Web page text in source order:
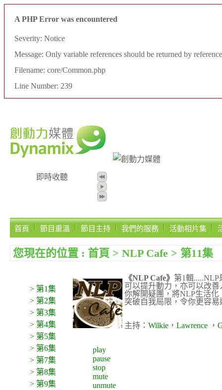
A PHP Error was encountered
Severity: Notice
Message: Only variable references should be returned by reference
Filename: core/Common.php
Line Number: 239
即時收聽
首頁 節目重溫 節目主持 我們的服務 活動相片集
您現在的位置 : 首頁 > NLP Cafe > 第11集
> 第1集
> 第2集
> 第3集
> 第4集
> 第5集
> 第6集
> 第7集
> 第8集
> 第9集
《NLP Cafe》 第1輯
可以提升動力，亦可以改善
你解開疑團，將NLP生活
突破自我局限，令你更容
主持： Wilkie ， Lawrence ，
play
pause
stop
mute
unmute